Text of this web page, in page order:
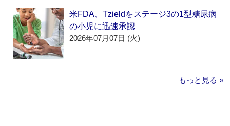
米FDA、Tzieldをステージ3の1型糖尿病
の小児に迅速承認
2026年07月07日 (火)
もっと見る »